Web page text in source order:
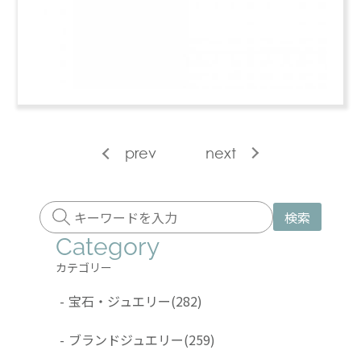
prev next
検索
Category
カテゴリー
- 宝石・ジュエリー(282)
- ブランドジュエリー(259)